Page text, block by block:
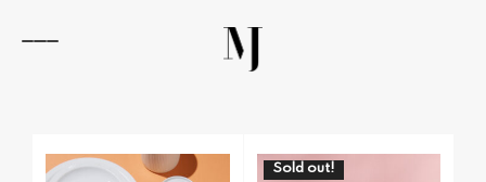
springen
Sold out!